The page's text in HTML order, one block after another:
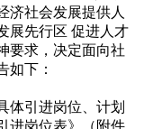
济社会发展提供人
展先行区 促进人才
要求，决定面向社
如下：
体引进岗位、计划
进岗位表》（附件